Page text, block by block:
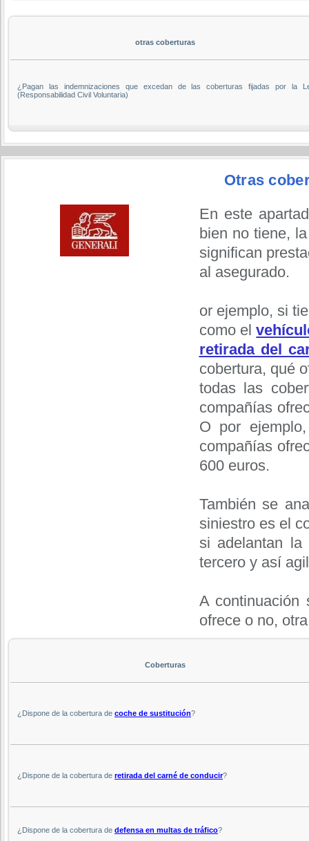
otras coberturas
¿Pagan las indemnizaciones que excedan de las coberturas fijadas por la
(Responsabilidad Civil Voluntaria)
Otras
En este
bien no tiene,
significan
al asegurado.
or ejemplo, si
como el
retirada del
cobertura, qué
todas las
compañías
O por
compañías
600 euros.
También se
siniestro es el
si adelantan
tercero y así
A
ofrece o no,
Coberturas
¿Dispone de la cobertura de coche de sustitución?
¿Dispone de la cobertura de retirada del carné de conducir?
¿Dispone de la cobertura de defensa en multas de tráfico?